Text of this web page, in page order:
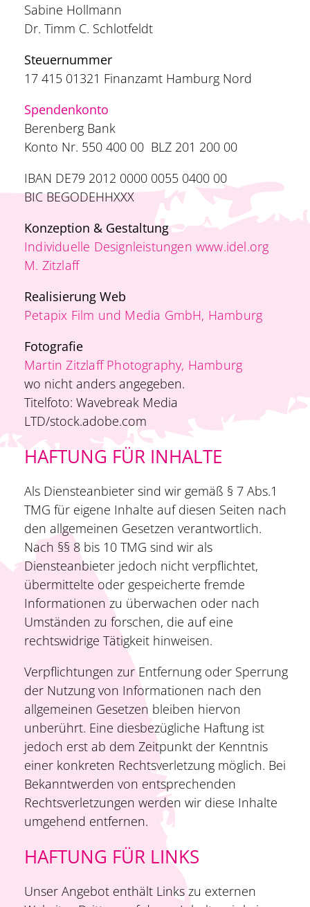
Sabine Hollmann
Dr. Timm C. Schlotfeldt
Steuernummer
17 415 01321 Finanzamt Hamburg Nord
Spendenkonto
Berenberg Bank
Konto Nr. 550 400 00 BLZ 201 200 00
IBAN DE79 2012 0000 0055 0400 00
BIC BEGODEHHXXX
Konzeption & Gestaltung
Individuelle Designleistungen www.idel.org
M. Zitzlaff
Realisierung Web
Petapix Film und Media GmbH, Hamburg
Fotografie
Martin Zitzlaff Photography, Hamburg
wo nicht anders angegeben.
Titelfoto: Wavebreak Media
LTD/stock.adobe.com
HAFTUNG FÜR INHALTE
Als Diensteanbieter sind wir gemäß § 7 Abs.1
TMG für eigene Inhalte auf diesen Seiten nach
den allgemeinen Gesetzen verantwortlich.
Nach §§ 8 bis 10 TMG sind wir als
Diensteanbieter jedoch nicht verpflichtet,
übermittelte oder gespeicherte fremde
Informationen zu überwachen oder nach
Umständen zu forschen, die auf eine
rechtswidrige Tätigkeit hinweisen.
Verpflichtungen zur Entfernung oder Sperrung
der Nutzung von Informationen nach den
allgemeinen Gesetzen bleiben hiervon
unberührt. Eine diesbezügliche Haftung ist
jedoch erst ab dem Zeitpunkt der Kenntnis
einer konkreten Rechtsverletzung möglich. Bei
Bekanntwerden von entsprechenden
Rechtsverletzungen werden wir diese Inhalte
umgehend entfernen.
HAFTUNG FÜR LINKS
Unser Angebot enthält Links zu externen